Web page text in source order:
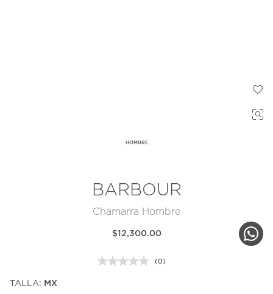
HOMBRE
BARBOUR
Chamarra Hombre
$12,300.00
Sin
(0)
TALLA: MX